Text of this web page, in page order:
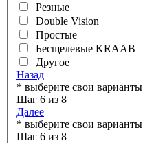
Резные
Double Vision
Простые
Бесщелевые KRAAB
Другое
Назад
* выберите свои варианты
Шаг 6 из 8
Далее
* выберите свои варианты
Шаг 6 из 8